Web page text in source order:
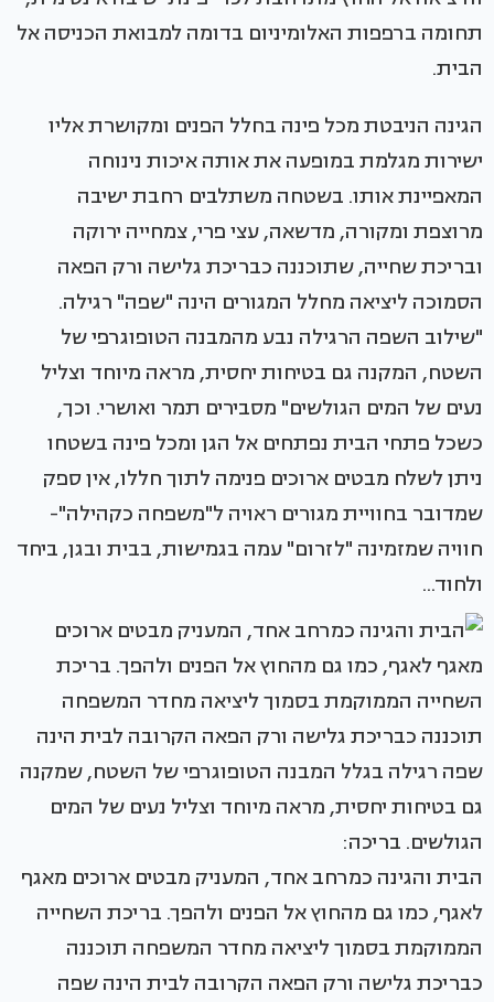
תחומה ברפפות האלומיניום בדומה למבואת הכניסה אל
הבית.
הגינה הניבטת מכל פינה בחלל הפנים ומקושרת אליו
ישירות מגלמת במופעה את אותה איכות נינוחה
המאפיינת אותו. בשטחה משתלבים רחבת ישיבה
מרוצפת ומקורה, מדשאה, עצי פרי, צמחייה ירוקה
ובריכת שחייה, שתוכננה כבריכת גלישה ורק הפאה
הסמוכה ליציאה מחלל המגורים הינה "שפה" רגילה.
"שילוב השפה הרגילה נבע מהמבנה הטופוגרפי של
השטח, המקנה גם בטיחות יחסית, מראה מיוחד וצליל
נעים של המים הגולשים" מסבירים תמר ואושרי. וכך,
כשכל פתחי הבית נפתחים אל הגן ומכל פינה בשטחו
ניתן לשלח מבטים ארוכים פנימה לתוך חללו, אין ספק
שמדובר בחוויית מגורים ראויה ל"משפחה כקהילה"-
חוויה שמזמינה "לזרום" עמה בגמישות, בבית ובגן, ביחד
ולחוד...
הבית והגינה כמרחב אחד, המעניק מבטים ארוכים מאגף
לאגף, כמו גם מהחוץ אל הפנים ולהפך. בריכת השחייה
הממוקמת בסמוך ליציאה מחדר המשפחה תוכננה
כבריכת גלישה ורק הפאה הקרובה לבית הינה שפה